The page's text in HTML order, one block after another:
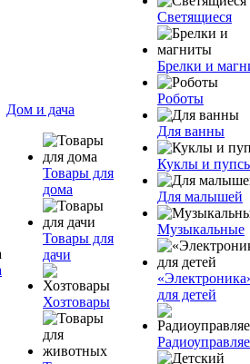
Дом и дача
Товары для
дома
Товары для
дачи
Хозтовары
Светящиеся
Брелки и
Роботы
Для ванны
Куклы и
Для малышей
Музыкальные
для детей